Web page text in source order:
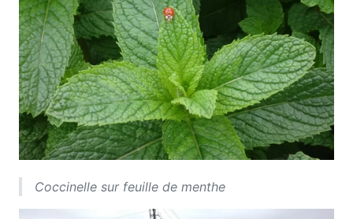
Coccinelle sur feuille de menthe